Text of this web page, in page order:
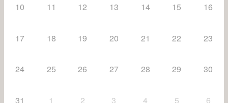
10 11 12 13 14 15 16
17 18 19 20 21 22 23
24 25 26 27 28 29 30
31 1 2 3 4 5 6